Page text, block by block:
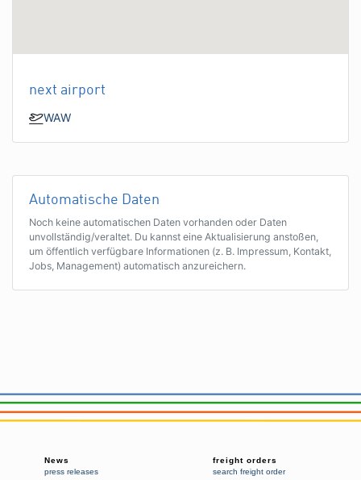
next airport
WAW
Automatische Daten
Noch keine automatischen Daten vorhanden oder Daten
unvollständig/veraltet. Du kannst eine Aktualisierung anstoßen,
um öffentlich verfügbare Informationen (z. B. Impressum, Kontakt,
Jobs, Management) automatisch anzureichern.
News
press releases
freight orders
search freight order